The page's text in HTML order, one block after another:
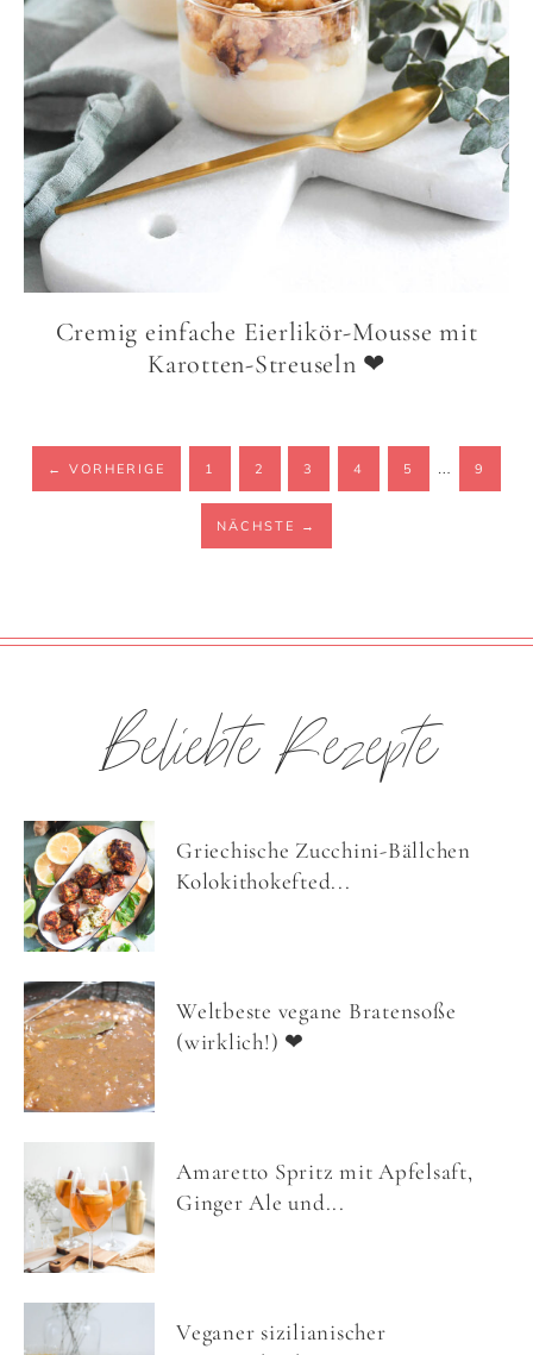
Cremig einfache Eierlikör-Mousse mit
Karotten-Streuseln ❤
← VORHERIGE 1 2 3 4 5 … 9
NÄCHSTE →
Beliebte Rezepte
Griechische Zucchini-Bällchen
Kolokithokefted...
Weltbeste vegane Bratensoße
(wirklich!) ❤
Amaretto Spritz mit Apfelsaft,
Ginger Ale und...
Veganer sizilianischer